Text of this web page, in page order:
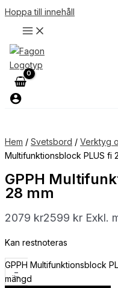
Hoppa till innehåll
Hem / Svetsbord / Verktyg
Multifunktionsblock PLUS fi
GPPH
28 mm
2079 kr2599 kr Exkl.
Kan restnoteras
-
GPPH Multifunktionsblock
mängd